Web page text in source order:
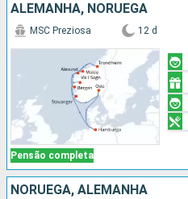
ALEMANHA, NORUEGA
Pensão completa
MSC Preziosa 12 d
NORUEGA, ALEMANHA